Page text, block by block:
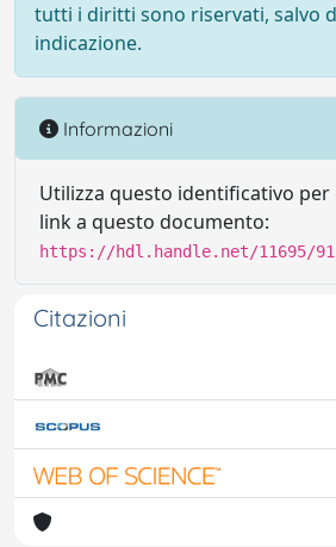
tutti i diritti sono riservati, salvo
indicazione.
Informazioni
Utilizza questo identificativo
link a questo documento:
https://hdl.handle.net/11695/
Citazioni